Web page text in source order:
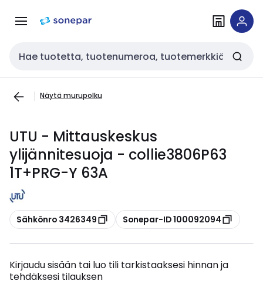
navigointiinsisältöön
Haku
Näytä murupolku
UTU - Mittauskeskus
ylijännitesuoja - collie3806P63
1T+PRG-Y 63A
Kopioi
Sähkönro 3426349 Kopioi
Sonepar-ID 100092094
Kirjaudu sisään tai luo tili tarkistaaksesi hinnan ja
tehdäksesi tilauksen